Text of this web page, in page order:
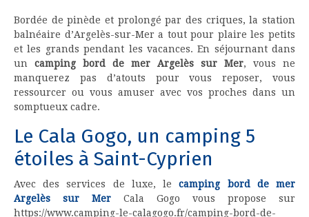
Bordée de pinède et prolongé par des criques, la station
balnéaire d’Argelès-sur-Mer a tout pour plaire les petits
et les grands pendant les vacances. En séjournant dans
un camping bord de mer Argelès sur Mer, vous ne
manquerez pas d’atouts pour vous reposer, vous
ressourcer ou vous amuser avec vos proches dans un
somptueux cadre.
Le Cala Gogo, un camping 5
étoiles à Saint-Cyprien
Avec des services de luxe, lecamping bord de mer
Argelès sur Mer Cala Gogo vous propose sur
https://www.camping-le-calagogo.fr/camping-bord-de-